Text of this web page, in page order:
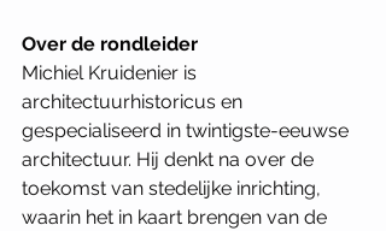
Over de rondleider
Michiel Kruidenier is
architectuurhistoricus en
gespecialiseerd in twintigste-eeuwse
architectuur. Hij denkt na over de
toekomst van stedelijke inrichting,
waarin het in kaart brengen van de